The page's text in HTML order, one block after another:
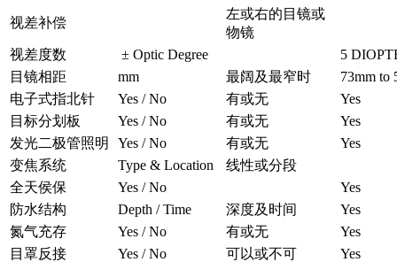
视差补偿
左或右的目镜或
物镜
视差度数
± Optic Degree
5
目镜相距
mm 最阔及最窄时
73mm to
电子式指北针
Yes / No 有或无
Yes
目标分划板
Yes / No 有或无
Yes
发光二极管照明
Yes / No 有或无
Yes
变焦系统
Type & Location
线性或分段
全天侯保
Yes / No
Yes
防水结构
Depth / Time 深度及时间
Yes
氮气充存
Yes / No 有或无
Yes
目罩反接
Yes / No 可以或不可
Yes